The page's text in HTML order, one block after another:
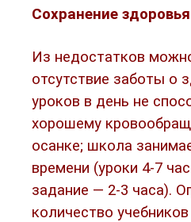
Сохранение здоровья
Из недостатков
отсутствие заботы о
уроков в день не
хорошему
осанке; школа
времени (уроки 4-7
задание — 2-3 часа).
количество